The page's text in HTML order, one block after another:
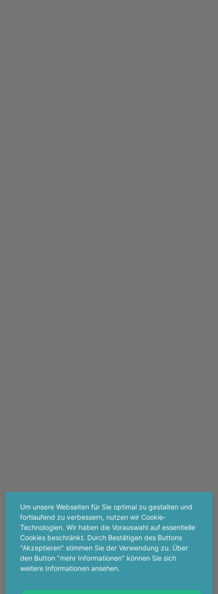
Um unsere Webseiten für Sie optimal zu gestalten und
fortlaufend zu verbessern, nutzen wir Cookie-
Technologien. Wir haben die Vorauswahl auf essentielle
Cookies beschränkt. Durch Bestätigen des Buttons
"Akzeptieren" stimmen Sie der Verwendung zu. Über
den Button "mehr Informationen" können Sie sich
weitere Informationen ansehen.